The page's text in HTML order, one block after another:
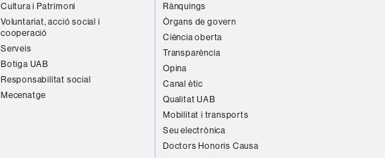
Cultura i Patrimoni
Voluntariat, acció social i
cooperació
Serveis
Botiga UAB
Responsabilitat social
Mecenatge
Rànquings
Òrgans de govern
Ciència oberta
Transparència
Opina
Canal ètic
Qualitat UAB
Mobilitat i transports
Seu electrònica
Doctors Honoris Causa